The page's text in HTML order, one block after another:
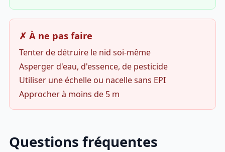
✗ À ne pas faire
Tenter de détruire le nid soi-même
Asperger d'eau, d'essence, de pesticide
Utiliser une échelle ou nacelle sans EPI
Approcher à moins de 5 m
Questions fréquentes